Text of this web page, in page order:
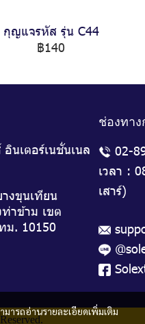
กุญแจรหัส รุ่น C44
฿140
ารถอ่านรายละเอียดเพิ่มเติม
นเตอร์เนชั่นเนล
งขุนเทียน
าข้าม เขต
ม. 10150
ช่องทา
02-
เวลา :
เสาร์)